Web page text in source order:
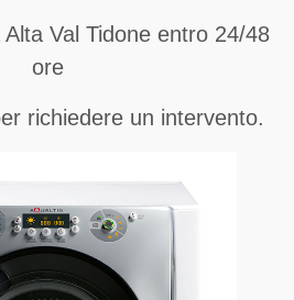
Val Tidone entro 24/48
ore
richiedere un intervento.